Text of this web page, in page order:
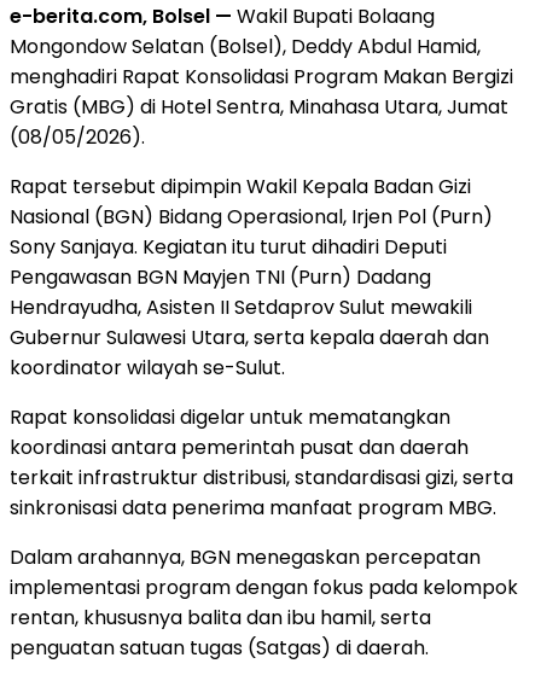
e-berita.com, Bolsel — Wakil Bupati Bolaang
Mongondow Selatan (Bolsel), Deddy Abdul Hamid,
menghadiri Rapat Konsolidasi Program Makan Bergizi
Gratis (MBG) di Hotel Sentra, Minahasa Utara, Jumat
(08/05/2026).
Rapat tersebut dipimpin Wakil Kepala Badan Gizi
Nasional (BGN) Bidang Operasional, Irjen Pol (Purn)
Sony Sanjaya. Kegiatan itu turut dihadiri Deputi
Pengawasan BGN Mayjen TNI (Purn) Dadang
Hendrayudha, Asisten II Setdaprov Sulut mewakili
Gubernur Sulawesi Utara, serta kepala daerah dan
koordinator wilayah se-Sulut.
Rapat konsolidasi digelar untuk mematangkan
koordinasi antara pemerintah pusat dan daerah
terkait infrastruktur distribusi, standardisasi gizi, serta
sinkronisasi data penerima manfaat program MBG.
Dalam arahannya, BGN menegaskan percepatan
implementasi program dengan fokus pada kelompok
rentan, khususnya balita dan ibu hamil, serta
penguatan satuan tugas (Satgas) di daerah.